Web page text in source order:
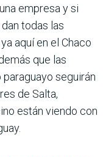
empresa y si
todas las
aquí en el Chaco
que las
seguirán
de Salta,
están viendo con